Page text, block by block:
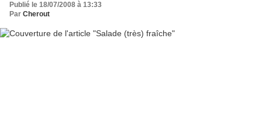
Publié le 18/07/2008 à 13:33
Par Cherout